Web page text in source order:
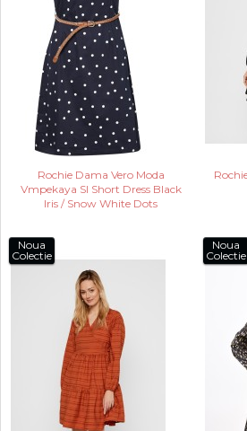
Rochie Dama Vero Moda
Vmpekaya Sl Short Dress Black
Iris / Snow White Dots
Noua
Colectie
Noua
Colectie